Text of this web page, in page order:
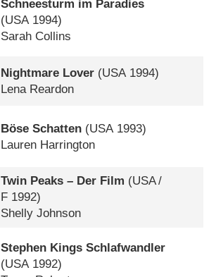
Schneesturm im Paradies
(USA1994)
Sarah Collins
Nightmare Lover (USA1994)
Lena Reardon
Böse Schatten (USA 1993)
Lauren Harrington
Twin Peaks – Der Film (USA/
F 1992)
Shelly Johnson
Stephen Kings Schlafwandler
(USA1992)